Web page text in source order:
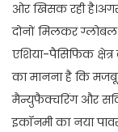
ओर खिसक रही है।अगर
दोनों मिलकर ग्लोबल
एशिया-पैसिफिक
का मानना है कि
मैन्युफैक्चरिंग और
इकॉनमी का नया